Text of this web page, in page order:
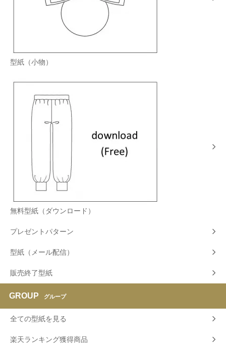
型紙（小物）
無料型紙（ダウンロード）
プレゼントパターン
型紙（メール配信）
販売終了型紙
GROUP グループ
全ての型紙を見る
楽天ランキング獲得商品